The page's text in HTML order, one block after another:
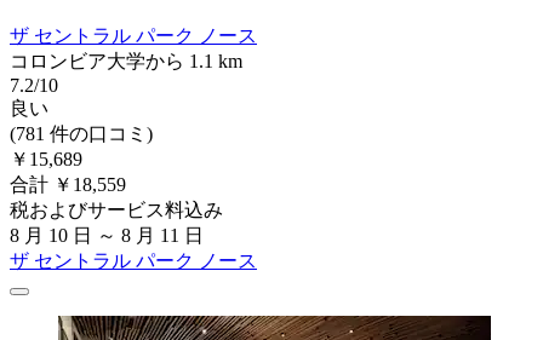
ザ セントラル パーク ノース
コロンビア大学から 1.1 km
7.2/10
良い
(781 件の口コミ)
￥15,689
合計 ￥18,559
税およびサービス料込み
8 月 10 日 ～ 8 月 11 日
ザ セントラル パーク ノース